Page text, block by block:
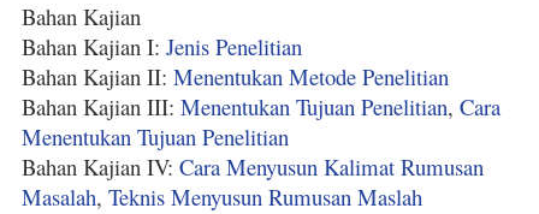
Bahan Kajian
Bahan Kajian I: Jenis Penelitian
Bahan Kajian II: Menentukan Metode Penelitian
Bahan Kajian III: Menentukan Tujuan Penelitian, Cara
Menentukan Tujuan Penelitian
Bahan Kajian IV: Cara Menyusun Kalimat Rumusan
Masalah, Teknis Menyusun Rumusan Maslah